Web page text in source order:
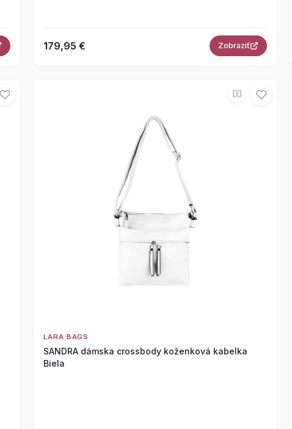
179,95 € Zobraziť
LARA BAGS
SANDRA dámska crossbody koženková kabelka
Biela